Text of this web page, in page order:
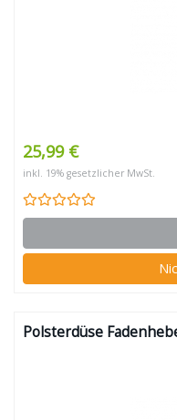
25,99 €
inkl. 19% gesetzlicher MwSt.
Polsterdüse